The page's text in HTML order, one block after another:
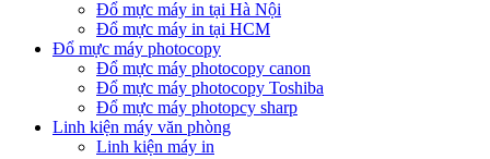
Đổ mực máy in tại Hà Nội
Đổ mực máy in tại HCM
Đổ mực máy photocopy
Đổ mực máy photocopy canon
Đổ mực máy photocopy Toshiba
Đổ mực máy photopcy sharp
Linh kiện máy văn phòng
Linh kiện máy in